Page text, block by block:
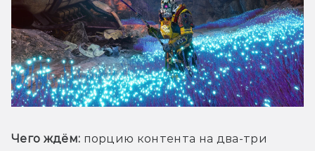
Чего ждём: порцию контента на два-три